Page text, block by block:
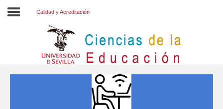
Calidad y Acreditación